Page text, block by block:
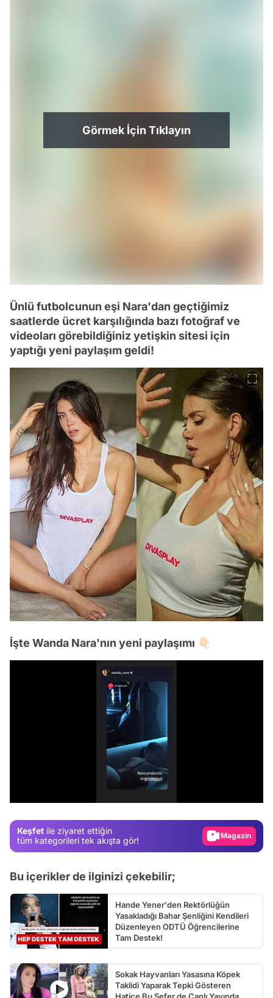
Görmek İçin Tıklayın
Ünlü futbolcunun eşi Nara'dan geçtiğimiz
saatlerde ücret karşılığında bazı fotoğraf ve
videoları görebildiğiniz yetişkin sitesi için
yaptığı yeni paylaşım geldi!
İşte Wanda Nara'nın yeni paylaşımı 👇🏻
Keşfet ile ziyaret ettiğin
tüm kategorileri tek akışta gör!
Magazin
Bu içerikler de ilginizi çekebilir;
Hande Yener'den Rektörlüğün
Yasakladığı Bahar Şenliğini Kendileri
Düzenleyen ODTÜ Öğrencilerine
Tam Destek!
Sokak Hayvanları Yasasına Köpek
Taklidi Yaparak Tepki Gösteren